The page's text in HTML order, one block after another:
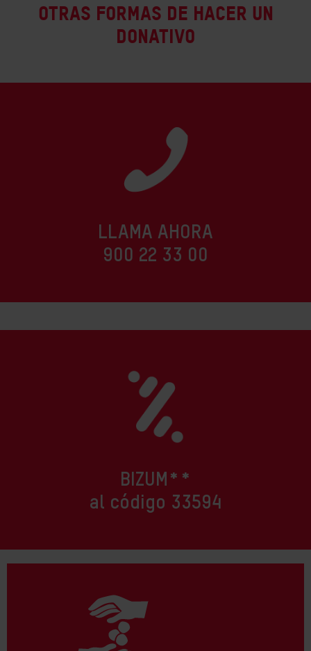
Otras formas de hacer un
donativo
LLAMA AHORA
900 22 33 00
BIZUM**
al código 33594